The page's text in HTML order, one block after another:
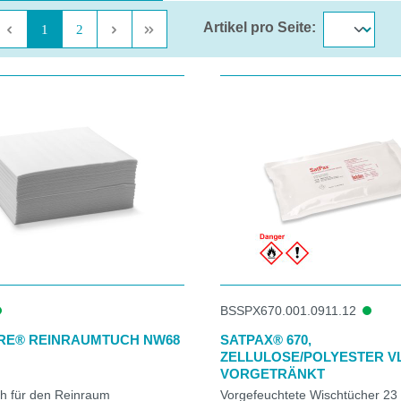
Seite
1 Seite
2 Artikel pro Seite:
REINRAUMTUCH NW68
für den Reinraum
BSSPX670.001.0911.12
SATPAX® 670,
ZELLULOSE/POLYESTER
VORGETRÄNKT
Vorgefeuchtete Wischtücher 23